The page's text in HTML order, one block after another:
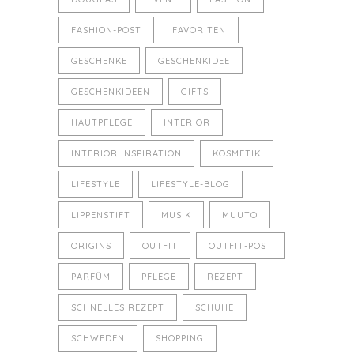
FASHION-POST FAVORITEN
GESCHENKE GESCHENKIDEE
GESCHENKIDEEN GIFTS
HAUTPFLEGE INTERIOR
INTERIOR INSPIRATION KOSMETIK
LIFESTYLE LIFESTYLE-BLOG
LIPPENSTIFT MUSIK MUUTO
ORIGINS OUTFIT OUTFIT-POST
PARFÜM PFLEGE REZEPT
SCHNELLES REZEPT SCHUHE
SCHWEDEN SHOPPING